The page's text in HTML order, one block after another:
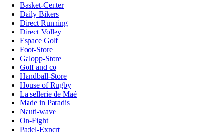
Basket-Center
Daily Bikers
Direct Running
Direct-Volley
Espace Golf
Foot-Store
Galopp-Store
Golf and co
Handball-Store
House of Rugby
La sellerie de Maé
Made in Paradis
Nauti-wave
On-Fight
Padel-Expert